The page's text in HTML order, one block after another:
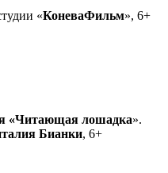
«КоневаФильм», 6+
«Читающая лошадка».
Бианки, 6+